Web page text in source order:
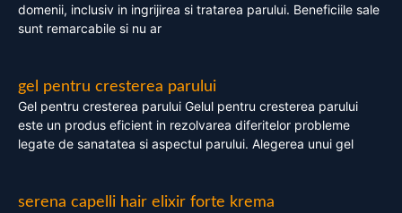
domenii, inclusiv in ingrijirea si tratarea parului. Beneficiile sale
sunt remarcabile si nu ar
gel pentru cresterea parului
Gel pentru cresterea parului Gelul pentru cresterea parului
este un produs eficient in rezolvarea diferitelor probleme
legate de sanatatea si aspectul parului. Alegerea unui gel
serena capelli hair elixir forte krema